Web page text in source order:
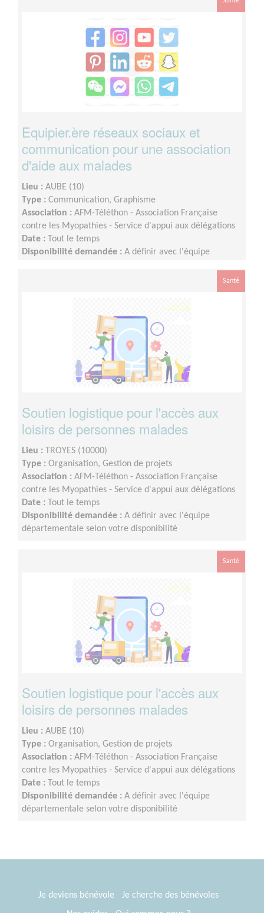
Equipier.ère réseaux sociaux et
communication pour une association
d'aide aux malades
Lieu : AUBE (10)
Type : Communication, Graphisme
Association : AFM-Téléthon - Association Française
contre les Myopathies - Service d'appui aux délégations
Date :
Tout le temps
Disponibilité demandée : A définir avec l'équipe
Santé
Soutien logistique pour l'accès aux
loisirs de personnes malades
Lieu :
TROYES (10000)
Type : Organisation, Gestion de projets
Association : AFM-Téléthon - Association Française
contre les Myopathies - Service d'appui aux délégations
Date :
Tout le temps
Disponibilité demandée : A définir avec l'équipe
départementale selon votre disponibilité
Santé
Soutien logistique pour l'accès aux
loisirs de personnes malades
Lieu : AUBE (10)
Type : Organisation, Gestion de projets
Association : AFM-Téléthon - Association Française
contre les Myopathies - Service d'appui aux délégations
Date :
Tout le temps
Disponibilité demandée : A définir avec l'équipe
départementale selon votre disponibilité
Je deviens bénévole
Je cherche des bénévoles